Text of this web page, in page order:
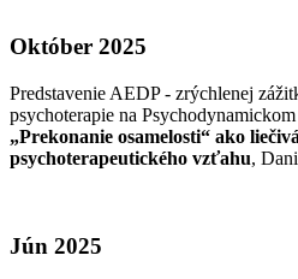
Október 2025
Predstavenie AEDP - zrýchlenej
psychoterapie na
„Prekonanie osamelosti“ ako
psychoterapeutického vzťahu,
Jún 2025